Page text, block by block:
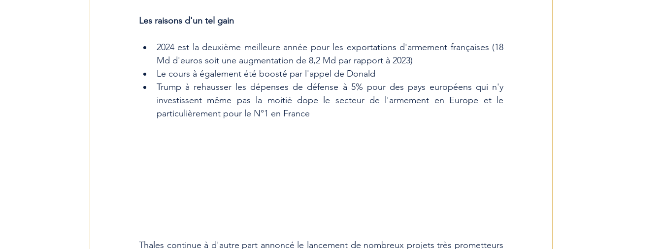
Les raisons d'un tel gain
﻿﻿2024 est la deuxième meilleure année pour les exportations d'armement françaises (18
Md d'euros soit une augmentation de 8,2 Md par rapport à 2023)
﻿﻿Le cours à également été boosté par l'appel de Donald
Trump à rehausser les dépenses de défense à 5% pour des pays européens qui n'y
investissent même pas la moitié dope le secteur de l'armement en Europe et le
particulièrement pour le N°1 en France
Thales continue à d'autre part annoncé le lancement de nombreux projets très prometteurs